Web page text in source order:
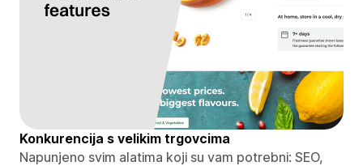
Konkurencija s velikim trgovcima
Napunjeno svim alatima koji su vam potrebni: SEO,